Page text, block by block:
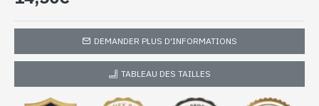
DEMANDER PLUS D'INFORMATIONS
TABLEAU DES TAILLES